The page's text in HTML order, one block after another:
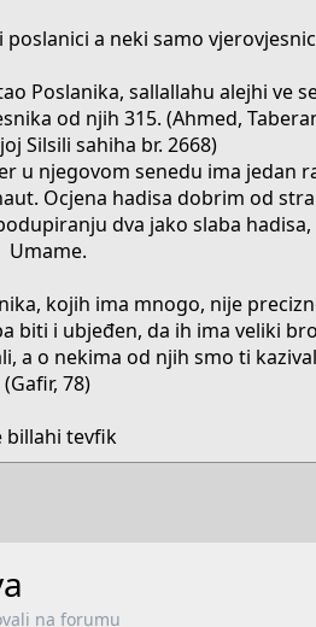
a neki samo
Poslanika, sallallahu alejhi ve
od njih 315. (Ahmed,
Silsili sahiha br. 2668)
u njegovom senedu ima jedan
Ocjena hadisa dobrim od
dva jako slaba hadisa,
Umame.
kojih ima mnogo, nije
i ubjeđen, da ih ima veliki
a o nekima od njih smo ti
(Gafir, 78)
billahi tevfik​
na forumu